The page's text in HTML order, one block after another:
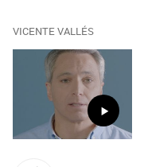
VICENTE VALLÉS